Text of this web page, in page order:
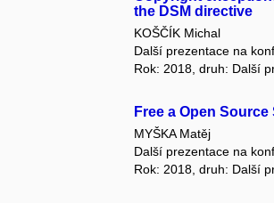
the DSM directive
KOŠČÍK Michal
Další prezentace na
Rok: 2018, druh: Další
Free a Open Source
MYŠKA Matěj
Další prezentace na
Rok: 2018, druh: Další